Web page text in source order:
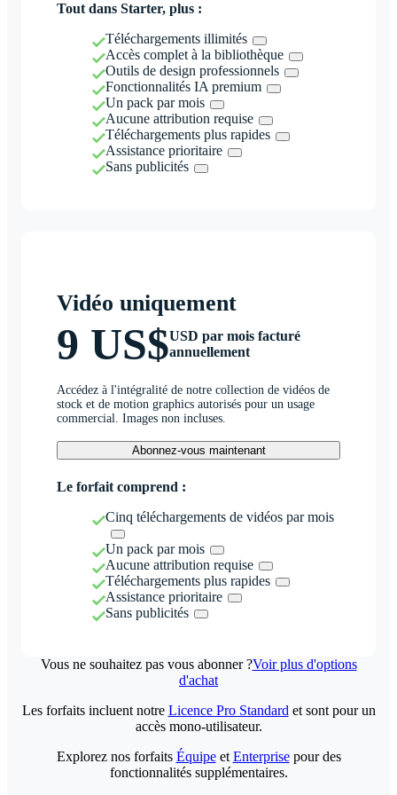
Tout dans Starter, plus :
Téléchargements illimités
Accès complet à la bibliothèque
Outils de design professionnels
Fonctionnalités IA premium
Un pack par mois
Aucune attribution requise
Téléchargements plus rapides
Assistance prioritaire
Sans publicités
Vidéo uniquement
9 US$USD par mois facturé
annuellement
Accédez à l'intégralité de notre collection de vidéos de
stock et de motion graphics autorisés pour un usage
commercial. Images non incluses.
Abonnez-vous maintenant
Le forfait comprend :
Cinq téléchargements de vidéos par mois
Un pack par mois
Aucune attribution requise
Téléchargements plus rapides
Assistance prioritaire
Sans publicités
Vous ne souhaitez pas vous abonner ?Voir plus d'options
d'achat
Les forfaits incluent notre Licence Pro Standard et sont pour un
accès mono-utilisateur.
Explorez nos forfaits Équipeet Enterprisepour des
fonctionnalités supplémentaires.